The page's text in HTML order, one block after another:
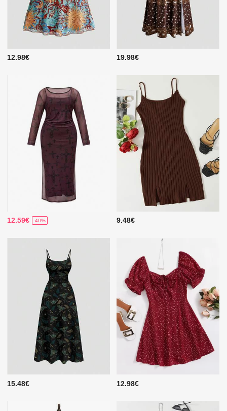
12.98€ 19.98€
12.59€ -40% 9.48€
15.48€ 12.98€